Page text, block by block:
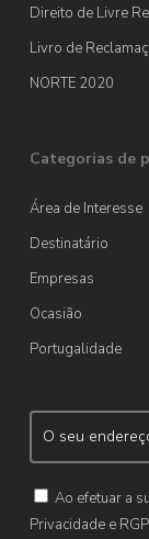
Direito de Livre
Livro de
NORTE 2020
Categorias de
Área de Interesse
Destinatário
Empresas
Ocasião
Portugalidade
Ao efetuar a
Privacidade e